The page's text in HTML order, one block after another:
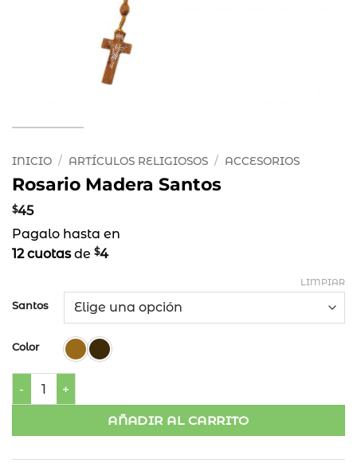
INICIO / ARTÍCULOS RELIGIOSOS / ACCESORIOS
Rosario Madera Santos
$45
Pagalo hasta en
12 cuotasde $4
Santos
Color
LIMPIAR
Rosario Madera Santos cantidad
AÑADIR AL CARRITO